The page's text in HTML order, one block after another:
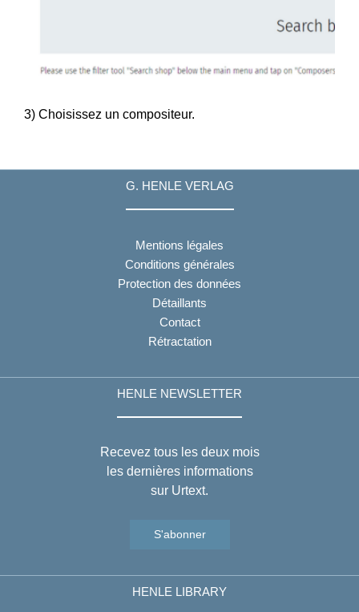
3) Choisissez un compositeur.
G. HENLE VERLAG
Mentions légales
Conditions générales
Protection des données
Détaillants
Contact
Rétractation
HENLE NEWSLETTER
Recevez tous les deux mois
les dernières informations
sur Urtext.
S'abonner
HENLE LIBRARY